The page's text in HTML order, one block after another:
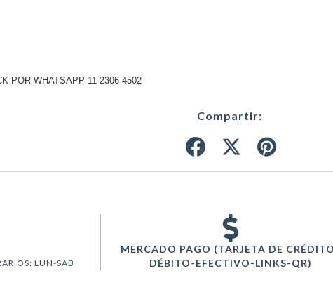
POR WHATSAPP 11-2306-4502
Compartir:
LUN-SAB
MERCADO PAGO (TARJETA DE
DÉBITO-EFECTIVO-LINKS-QR)